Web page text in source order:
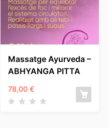
Massatge Ayurveda –
ABHYANGA PITTA
78,00 €